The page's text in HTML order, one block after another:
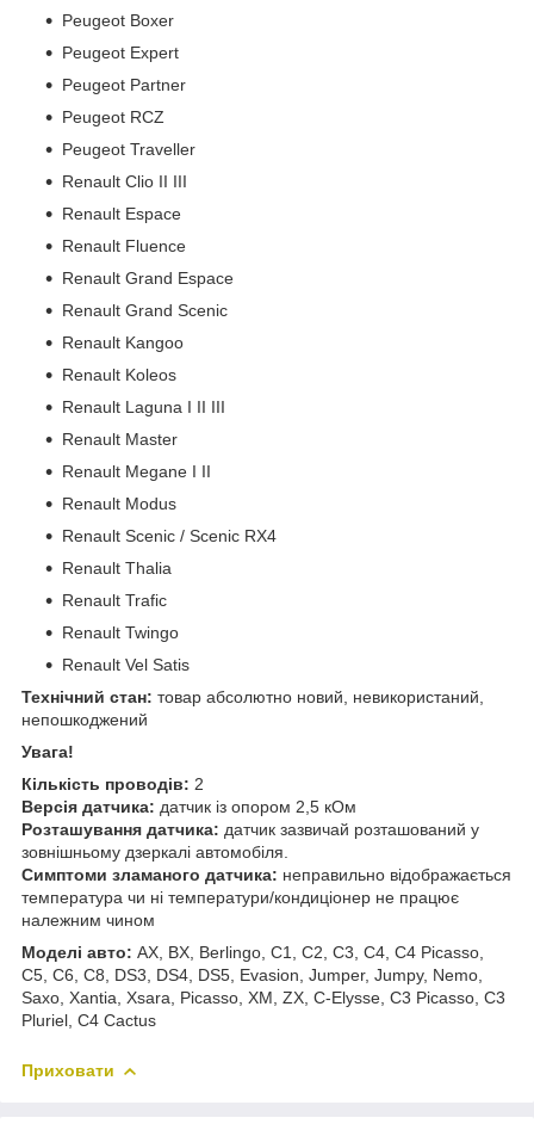
Peugeot Boxer
Peugeot Expert
Peugeot Partner
Peugeot RCZ
Peugeot Traveller
Renault Clio II III
Renault Espace
Renault Fluence
Renault Grand Espace
Renault Grand Scenic
Renault Kangoo
Renault Koleos
Renault Laguna I II III
Renault Master
Renault Megane I II
Renault Modus
Renault Scenic / Scenic RX4
Renault Thalia
Renault Trafic
Renault Twingo
Renault Vel Satis
Технічний стан: товар абсолютно новий, невикористаний,
непошкоджений
Увага!
Кількість проводів: 2
Версія датчика: датчик із опором 2,5 кОм
Розташування датчика: датчик зазвичай розташований у
зовнішньому дзеркалі автомобіля.
Симптоми зламаного датчика: неправильно відображається
температура чи ні температури/кондиціонер не працює
належним чином
Моделі авто: AX, BX, Berlingo, C1, C2, C3, C4, C4 Picasso,
C5, C6, C8, DS3, DS4, DS5, Evasion, Jumper, Jumpy, Nemo,
Saxo, Xantia, Xsara, Picasso, XM, ZX, C-Elysse, C3 Picasso, C3
Pluriel, C4 Cactus
Приховати